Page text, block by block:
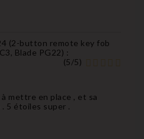
(2-button remote key fob
Blade PG22) :
(5/5)
mettre en place , et sa
5 étoiles super .